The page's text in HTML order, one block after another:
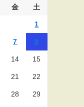
金 土
1
7 8
14 15
21 22
28 29